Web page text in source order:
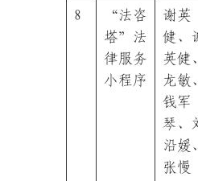
8
“法咨
塔”法
律服务
小程序
谢英
健、
英健、
龙敏、
钱军
琴、
沿媛、
张慢